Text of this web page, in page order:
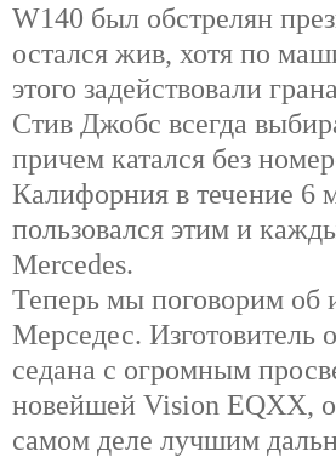
W140 был обстрелян
остался жив, хотя по
этого задействовали
Стив Джобс всегда
причем катался без
Калифорния в течение 6
пользовался этим и
Mercedes.
Теперь мы поговорим об
Мерседес. Изготовитель
седана с огромным
новейшей Vision EQXX,
самом деле лучшим